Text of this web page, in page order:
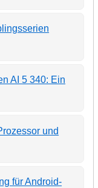
AI 5 340: Ein
und
für Android-